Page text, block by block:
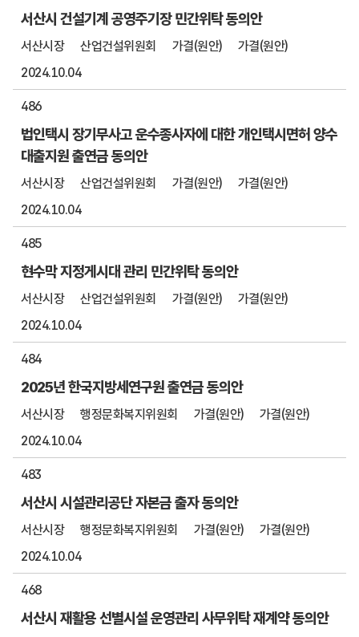
서산시 건설기계 공영주기장 민간위탁 동의안
서산시장 산업건설위원회 가결(원안)
가결(원안)
2024.10.04
486
법인택시 장기무사고 운수종사자에 대한 개인택시면허 양수
대출지원 출연금 동의안
서산시장 산업건설위원회 가결(원안)
가결(원안)
2024.10.04
485
현수막 지정게시대 관리 민간위탁 동의안
서산시장 산업건설위원회 가결(원안)
가결(원안)
2024.10.04
484
2025년 한국지방세연구원 출연금 동의안
서산시장 행정문화복지위원회 가결(원안)
가결(원안)
2024.10.04
483
서산시 시설관리공단 자본금 출자 동의안
서산시장 행정문화복지위원회 가결(원안)
가결(원안)
2024.10.04
468
서산시 재활용 선별시설 운영관리 사무위탁 재계약 동의안